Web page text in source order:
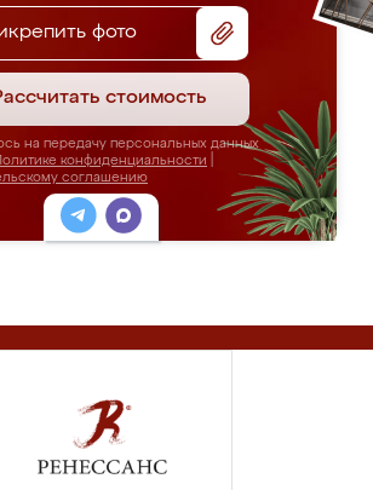
фото
стоимость
на передачу персональных данных
конфиденциальности
соглашению